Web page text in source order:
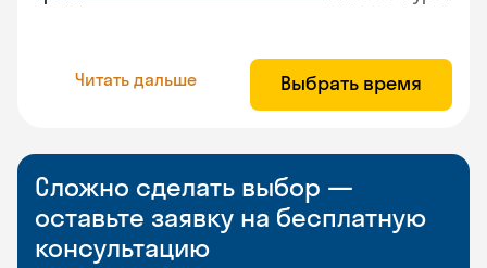
Читать дальше Выбрать время
Сложно сделать выбор —
оставьте заявку на бесплатную
консультацию